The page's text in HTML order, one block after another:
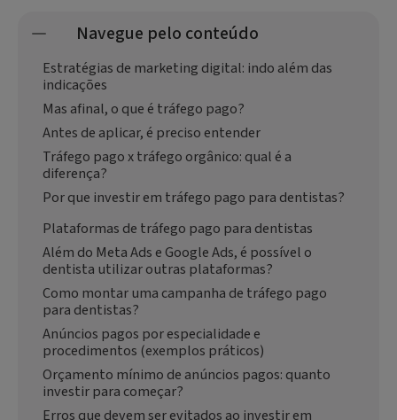
Navegue pelo conteúdo
Estratégias de marketing digital: indo além das
indicações
Mas afinal, o que é tráfego pago?
Antes de aplicar, é preciso entender
Tráfego pago x tráfego orgânico: qual é a
diferença?
Por que investir em tráfego pago para dentistas?
Plataformas de tráfego pago para dentistas
Além do Meta Ads e Google Ads, é possível o
dentista utilizar outras plataformas?
Como montar uma campanha de tráfego pago
para dentistas?
Anúncios pagos por especialidade e
procedimentos (exemplos práticos)
Orçamento mínimo de anúncios pagos: quanto
investir para começar?
Erros que devem ser evitados ao investir em